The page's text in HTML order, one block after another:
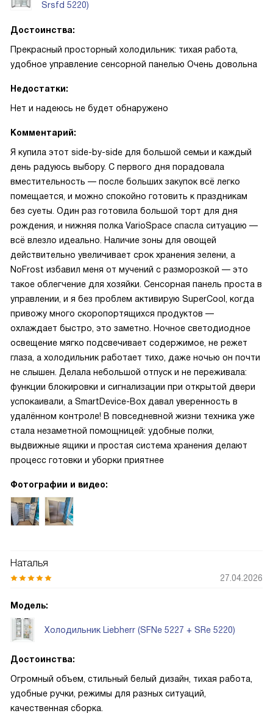
Srsfd 5220)
Достоинства:
Прекрасный просторный холодильник: тихая работа,
удобное управление сенсорной панелью Очень довольна
Недостатки:
Нет и надеюсь не будет обнаружено
Комментарий:
Я купила этот side-by-side для большой семьи и каждый
день радуюсь выбору. С первого дня порадовала
вместительность — после больших закупок всё легко
помещается, и можно спокойно готовить к праздникам
без суеты. Один раз готовила большой торт для дня
рождения, и нижняя полка VarioSpace спасла ситуацию —
всё влезло идеально. Наличие зоны для овощей
действительно увеличивает срок хранения зелени, а
NoFrost избавил меня от мучений с разморозкой — это
такое облегчение для хозяйки. Сенсорная панель проста в
управлении, и я без проблем активирую SuperCool, когда
привожу много скоропортящихся продуктов —
охлаждает быстро, это заметно. Ночное светодиодное
освещение мягко подсвечивает содержимое, не режет
глаза, а холодильник работает тихо, даже ночью он почти
не слышен. Делала небольшой отпуск и не переживала:
функции блокировки и сигнализации при открытой двери
успокаивали, а SmartDevice-Box давал уверенность в
удалённом контроле! В повседневной жизни техника уже
стала незаметной помощницей: удобные полки,
выдвижные ящики и простая система хранения делают
процесс готовки и уборки приятнее
Фотографии и видео:
Наталья
27.04.2026
Модель:
Холодильник Liebherr (SFNe 5227 + SRe 5220)
Достоинства:
Огромный объем, стильный белый дизайн, тихая работа,
удобные ручки, режимы для разных ситуаций,
качественная сборка.